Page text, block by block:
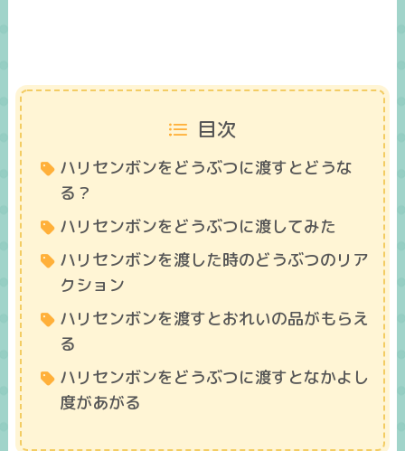
目次
ハリセンボンをどうぶつに渡すとどうな
る？
ハリセンボンをどうぶつに渡してみた
ハリセンボンを渡した時のどうぶつのリア
クション
ハリセンボンを渡すとおれいの品がもらえ
る
ハリセンボンをどうぶつに渡すとなかよし
度があがる